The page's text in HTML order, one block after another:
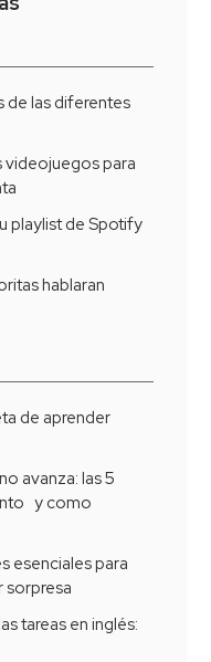
y como
sorpresa